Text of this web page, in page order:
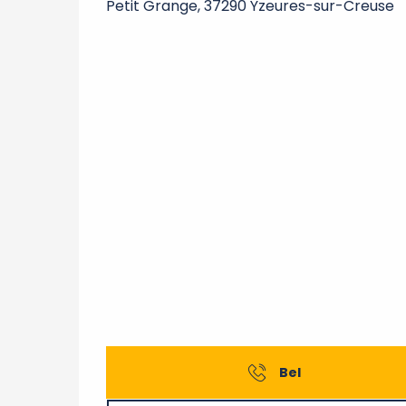
Petit Grange, 37290 Yzeures-sur-Creuse
Bel